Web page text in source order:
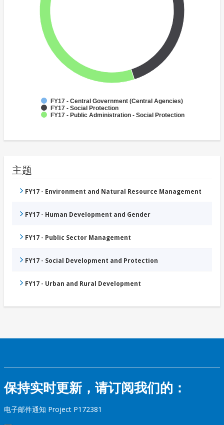
FY17 - Central Government (Central Agencies)
FY17 - Social Protection
FY17 - Public Administration - Social Protection
主题
FY17 - Environment and Natural Resource Management
FY17 - Human Development and Gender
FY17 - Public Sector Management
FY17 - Social Development and Protection
FY17 - Urban and Rural Development
保持实时更新，请订阅我们的：
电子邮件通知 Project P172381